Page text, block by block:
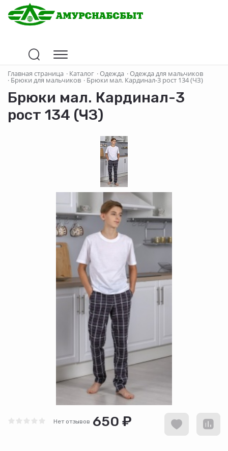
Главная страница · Каталог ·Одежда ·Одежда для мальчиков
· Брюки для мальчиков · Брюки мал. Кардинал-3 рост 134 (ЧЗ)
Брюки мал. Кардинал-3
рост 134 (ЧЗ)
Нет отзывов 650 ₽